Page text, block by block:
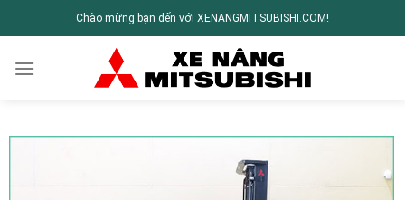
Chào mừng bạn đến với XENANGMITSUBISHI.COM!